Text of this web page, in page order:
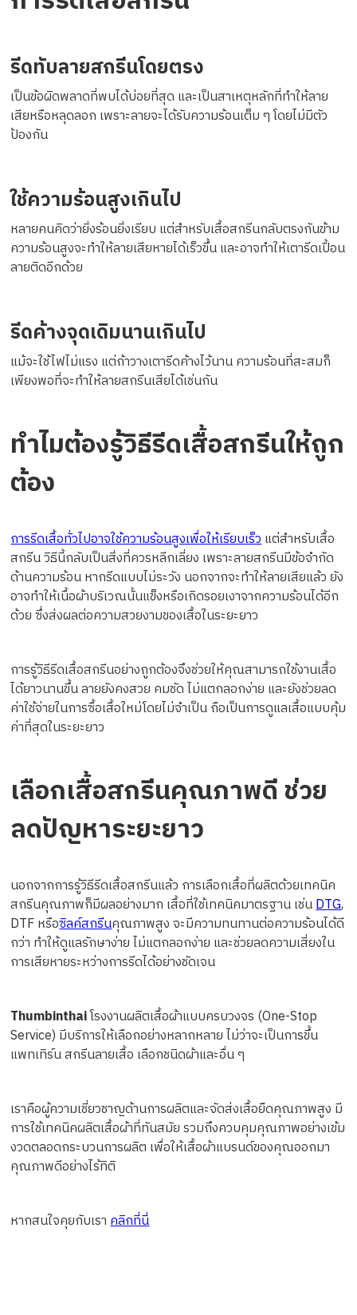
รีดทับลายสกรีนโดยตรง
เป็นข้อผิดพลาดที่พบได้บ่อยที่สุด และเป็นสาเหตุหลักที่ทำให้ลาย
เสียหรือหลุดลอก เพราะลายจะได้รับความร้อนเต็ม ๆ โดยไม่มีตัว
ป้องกัน
ใช้ความร้อนสูงเกินไป
หลายคนคิดว่ายิ่งร้อนยิ่งเรียบ แต่สำหรับเสื้อสกรีนกลับตรงกันข้าม
ความร้อนสูงจะทำให้ลายเสียหายได้เร็วขึ้น และอาจทำให้เตารีดเปื้อน
ลายติดอีกด้วย
รีดค้างจุดเดิมนานเกินไป
แม้จะใช้ไฟไม่แรง แต่ถ้าวางเตารีดค้างไว้นาน ความร้อนที่สะสมก็
เพียงพอที่จะทำให้ลายสกรีนเสียได้เช่นกัน
ทำไมต้องรู้วิธีรีดเสื้อสกรีนให้ถูก
ต้อง
การรีดเสื้อทั่วไปอาจใช้ความร้อนสูงเพื่อให้เรียบเร็วแต่สำหรับเสื้อ
สกรีน วิธีนี้กลับเป็นสิ่งที่ควรหลีกเลี่ยง เพราะลายสกรีนมีข้อจำกัด
ด้านความร้อน หากรีดแบบไม่ระวัง นอกจากจะทำให้ลายเสียแล้ว ยัง
อาจทำให้เนื้อผ้าบริเวณนั้นแข็งหรือเกิดรอยเงาจากความร้อนได้อีก
ด้วย ซึ่งส่งผลต่อความสวยงามของเสื้อในระยะยาว
การรู้วิธีรีดเสื้อสกรีนอย่างถูกต้องจึงช่วยให้คุณสามารถใช้งานเสื้อ
ได้ยาวนานขึ้น ลายยังคงสวย คมชัด ไม่แตกลอกง่าย และยังช่วยลด
ค่าใช้จ่ายในการซื้อเสื้อใหม่โดยไม่จำเป็น ถือเป็นการดูแลเสื้อแบบคุ้ม
ค่าที่สุดในระยะยาว
เลือกเสื้อสกรีนคุณภาพดี ช่วย
ลดปัญหาระยะยาว
นอกจากการรู้วิธีรีดเสื้อสกรีนแล้ว การเลือกเสื้อที่ผลิตด้วยเทคนิค
สกรีนคุณภาพก็มีผลอย่างมาก เสื้อที่ใช้เทคนิคมาตรฐาน เช่นDTG,
DTF หรือซิลค์สกรีนคุณภาพสูง จะมีความทนทานต่อความร้อนได้ดี
กว่า ทำให้ดูแลรักษาง่าย ไม่แตกลอกง่าย และช่วยลดความเสี่ยงใน
การเสียหายระหว่างการรีดได้อย่างชัดเจน
Thumbinthaiโรงงานผลิตเสื้อผ้าแบบครบวงจร (One-Stop
Service) มีบริการให้เลือกอย่างหลากหลาย ไม่ว่าจะเป็นการขึ้น
แพทเทิร์น สกรีนลายเสื้อ เลือกชนิดผ้าและอื่น ๆ
เราคือผู้ความเชี่ยวชาญด้านการผลิตและจัดส่งเสื้อยืดคุณภาพสูง มี
การใช้เทคนิคผลิตเสื้อผ้าที่ทันสมัย รวมถึงควบคุมคุณภาพอย่างเข้ม
งวดตลอดกระบวนการผลิต เพื่อให้เสื้อผ้าแบรนด์ของคุณออกมา
คุณภาพดีอย่างไร้ทิติ
หากสนใจคุยกับเราคลิกที่นี่